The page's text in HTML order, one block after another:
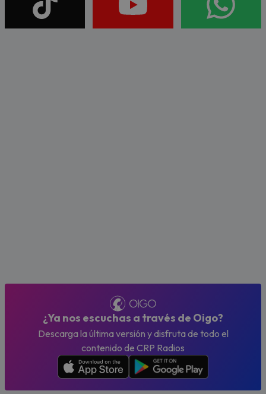
¿Ya nos escuchas a través de Oigo?
Descarga la última versión y disfruta de todo el
contenido de CRP Radios